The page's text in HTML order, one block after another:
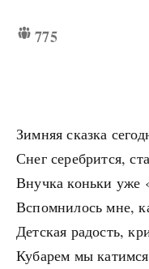
775
Зимняя сказка
Снег серебрится,
Внучка коньки уже
Вспомнилось мне,
Детская радость,
Кубарем мы